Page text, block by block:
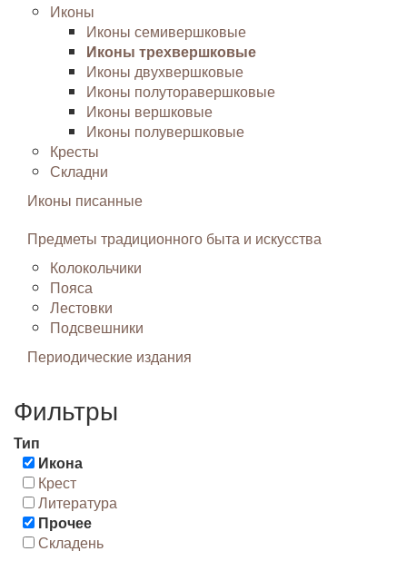
Иконы
Иконы семивершковые
Иконы трехвершковые
Иконы двухвершковые
Иконы полуторавершковые
Иконы вершковые
Иконы полувершковые
Кресты
Складни
Иконы писанные
Предметы традиционного быта и искусства
Колокольчики
Пояса
Лестовки
Подсвешники
Периодические издания
Фильтры
Тип
Икона
Крест
Литература
Прочее
Складень